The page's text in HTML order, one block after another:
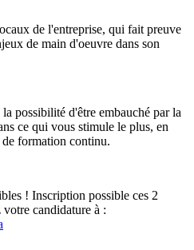
de l'entreprise, qui fait preuve
de main d'oeuvre dans son
possibilité d'être embauché par la
ce qui vous stimule le plus, en
formation continu.
! Inscription possible ces 2
candidature à :